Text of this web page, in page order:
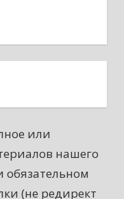
или
нашего
обязательном
(не редирект